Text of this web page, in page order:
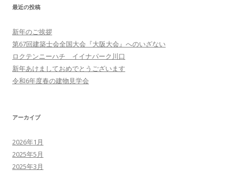
最近の投稿
新年のご挨拶
第67回建築士会全国大会『大阪大会』へのいざない
ロクテンニーハチ イイナパーク川口
新年あけましておめでとうございます
令和6年度春の建物見学会
アーカイブ
2026年1月
2025年5月
2025年3月